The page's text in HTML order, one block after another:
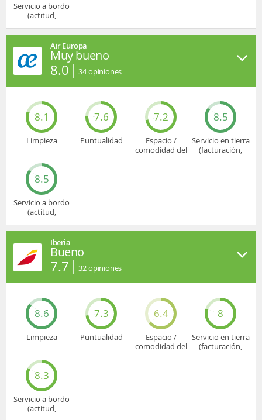
Servicio a bordo
(actitud,
Air Europa
Muy bueno
8.0 34opiniones
8.1
Limpieza
7.6
Puntualidad
7.2
Espacio /
comodidad del
8.5
Servicio en tierra
(facturación,
8.5
Servicio a bordo
(actitud,
Iberia
Bueno
7.7 32opiniones
8.6
Limpieza
7.3
Puntualidad
6.4
Espacio /
comodidad del
8
Servicio en tierra
(facturación,
8.3
Servicio a bordo
(actitud,